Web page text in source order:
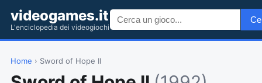
videogames.it
L'enciclopedia dei videogiochi
Home › Sword of Hope II